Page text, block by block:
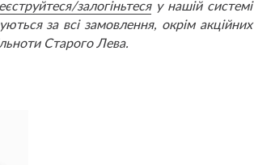
залогіньтесяу нашій системі
за всі замовлення, окрім акційних
Старого Лева.